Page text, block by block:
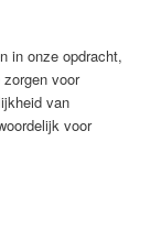
in onze opdracht,
voor
van
voor